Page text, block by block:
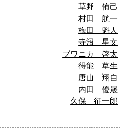
草野 侑己
村田 航一
梅田 魁人
寺沼 星文
ブワニカ 啓太
得能 草生
唐山 翔自
内田 優晟
久保 征一郎